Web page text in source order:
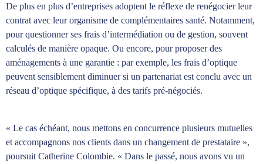
De plus en plus d’entreprises adoptent le réflexe de renégocier leur
contrat avec leur organisme de complémentaires santé. Notamment,
pour questionner ses frais d’intermédiation ou de gestion, souvent
calculés de manière opaque. Ou encore, pour proposer des
aménagements à une garantie : par exemple, les frais d’optique
peuvent sensiblement diminuer si un partenariat est conclu avec un
réseau d’optique spécifique, à des tarifs pré-négociés.
« Le cas échéant, nous mettons en concurrence plusieurs mutuelles
et accompagnons nos clients dans un changement de prestataire »,
poursuit Catherine Colombie. « Dans le passé, nous avons vu un